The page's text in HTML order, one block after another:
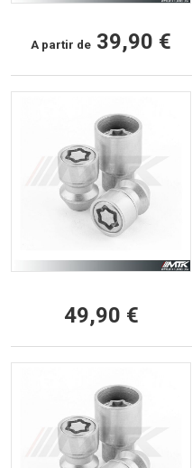
A partir de 39,90 €
49,90 €